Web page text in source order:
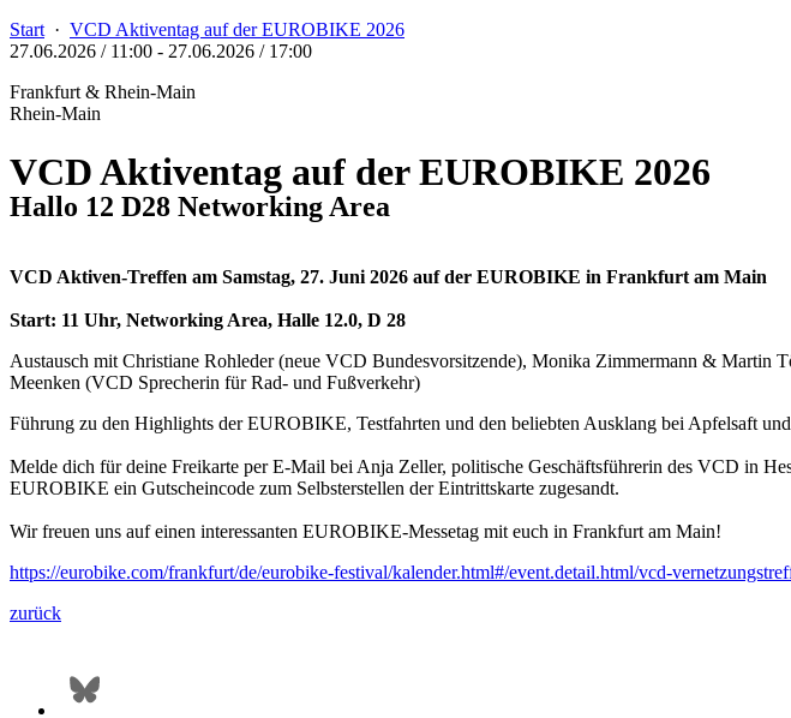
Start · VCD Aktiventag auf der EUROBIKE 2026
27.06.2026 / 11:00 - 27.06.2026 / 17:00
Frankfurt & Rhein-Main
Rhein-Main
VCD Aktiventag auf der EUROBIKE 2026
Hallo 12 D28 Networking Area
VCD Aktiven-Treffen am Samstag, 27. Juni 2026 auf der EUROBIKE in Frankfurt am Main
Start: 11 Uhr, Networking Area, Halle 12.0, D 28
Austausch mit Christiane Rohleder (neue VCD Bundesvorsitzende), Monika Zimmermann &
Meenken (VCD Sprecherin für Rad- und Fußverkehr)
Führung zu den Highlights der EUROBIKE, Testfahrten und den beliebten Ausklang bei Apfelsaft
Melde dich für deine Freikarte per E-Mail bei Anja Zeller, politische Geschäftsführerin des VCD in
EUROBIKE ein Gutscheincode zum Selbsterstellen der Eintrittskarte zugesandt.
Wir freuen uns auf einen interessanten EUROBIKE-Messetag mit euch in Frankfurt am Main!
https://eurobike.com/frankfurt/de/eurobike-festival/kalender.html#/event.detail.html/vcd-
zurück